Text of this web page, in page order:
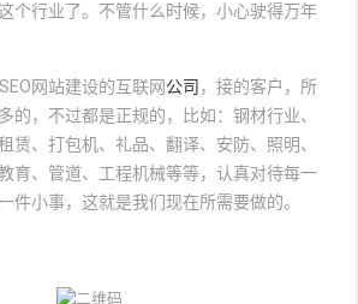
个行业了。不管什么时候，小心驶得万年
网站建设的互联网公司 ，接的客户，所
的，不过都是正规的，比如：钢材行业、
赁、打包机、礼品、翻译、安防、照明、
育、管道、工程机械等等，认真对待每一
件小事，这就是我们现在所需要做的。